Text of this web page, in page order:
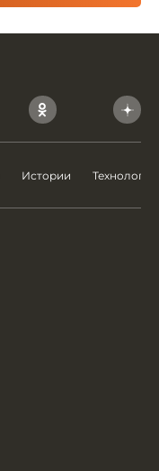
Истории Технологии